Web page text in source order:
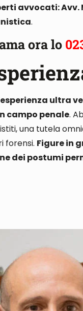
avvocati: Avv.
.
ora lo
ultra
campo penale.
una tutela
forensi. Figure in
dei postumi